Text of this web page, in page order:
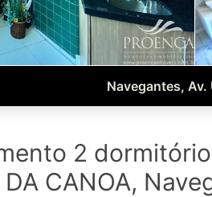
Navegantes,
2
DA CANOA,